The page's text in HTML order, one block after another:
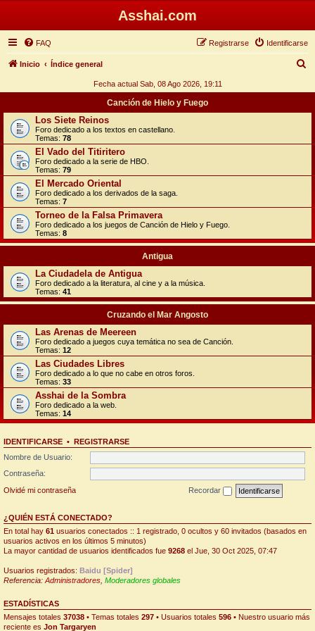
Asshai.com
FAQ Identificarse
Registrarse
Inicio Índice general
c
Fecha actual Sab, 08 Ago 2026, 19:11
Canción de Hielo y Fuego
Los Siete Reinos
Foro dedicado a los textos en castellano.
Temas: 78
El Vado del Titiritero
Foro dedicado a la serie de HBO.
Temas: 79
El Mercado Oriental
Foro dedicado a los derivados de la saga.
Temas: 7
Torneo de la Falsa Primavera
Foro dedicado a los juegos de Canción de Hielo y Fuego.
Temas: 8
Antigua
La Ciudadela de Antigua
Foro dedicado a la literatura, al cine y a la música.
Temas: 41
Cruzando el Mar Angosto
Las Arenas de Meereen
Foro dedicado a juegos cuya temática no sea de Canción.
Temas: 12
Las Ciudades Libres
Foro dedicado a lo que no cabe en otros foros.
Temas: 33
Asshai de la Sombra
Foro dedicado a la web.
Temas: 14
IDENTIFICARSE • REGISTRARSE
Nombre de Usuario:
Contraseña:
Olvidé mi contraseña
Recordar
¿QUIÉN ESTÁ CONECTADO?
En total hay 61 usuarios conectados :: 1 registrado, 0 ocultos y 60 invitados (basados en
usuarios activos en los últimos 5 minutos)
La mayor cantidad de usuarios identificados fue 9268 el Jue, 30 Oct 2025, 07:47
Usuarios registrados: Baidu [Spider]
Referencia: Administradores Moderadores globales
ESTADÍSTICAS
Mensajes totales 37038 • Temas totales 297 • Usuarios totales 596 • Nuestro usuario más
reciente es Jon Targaryen